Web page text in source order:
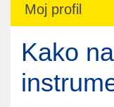
Moj profil
Kako